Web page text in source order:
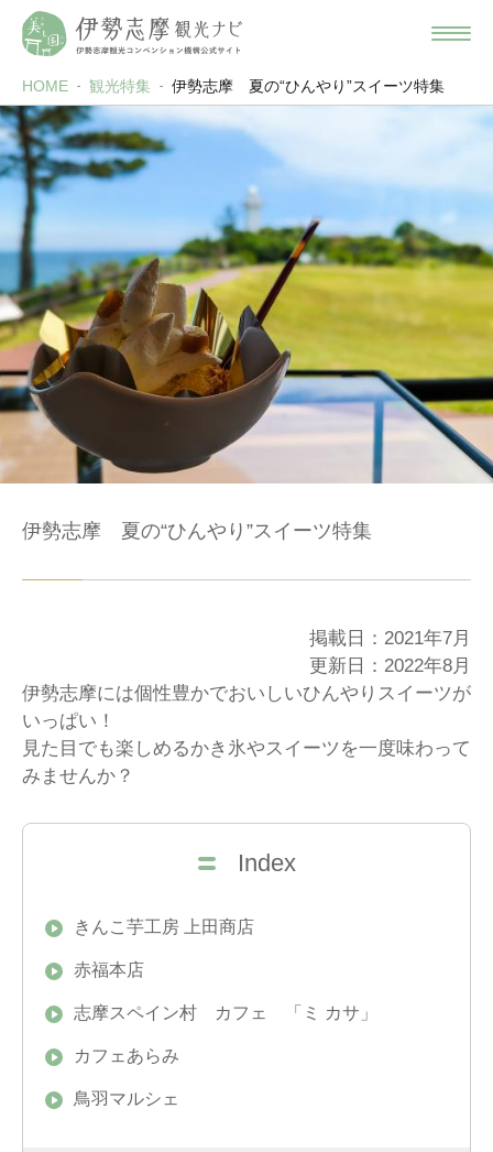
HOME 観光特集 伊勢志摩 夏の“ひんやり”スイーツ特集
伊勢志摩 夏の“ひんやり”スイーツ特集
掲載日：2021年7月
更新日：2022年8月
伊勢志摩には個性豊かでおいしいひんやりスイーツが
いっぱい！
見た目でも楽しめるかき氷やスイーツを一度味わって
みませんか？
Index
きんこ芋工房 上田商店
赤福本店
志摩スペイン村 カフェ 「ミ カサ」
カフェあらみ
鳥羽マルシェ